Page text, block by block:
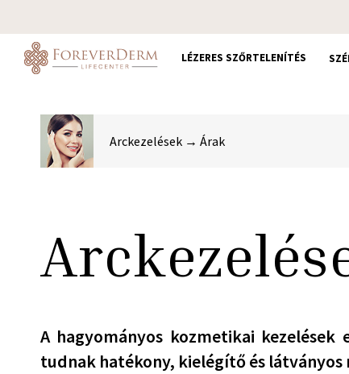
to
main
content
LÉZERES SZŐRTELENÍTÉS
Arckezelések → Árak
A hagyományos kozmetikai
tudnak hatékony, kielégítő és